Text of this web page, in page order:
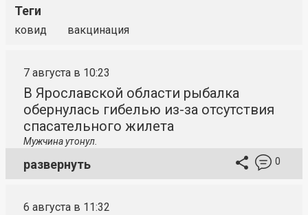
Теги
ковид вакцинация
7 августа в 10:23
В Ярославской области рыбалка
обернулась гибелью из-за отсутствия
спасательного жилета
Мужчина утонул.
развернуть 0
6 августа в 11:32